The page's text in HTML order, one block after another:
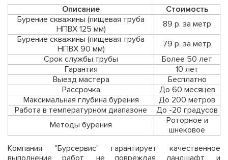
Описание
Стоимость
Бурение скважины (пищевая труба
НПВХ 125 мм)
89 р. за метр
Бурение скважины (пищевая труба
НПВХ 90 мм)
79 р. за метр
Срок службы трубы
Более 50 лет
Гарантия
10 лет
Выезд мастера
Бесплатно
Рассрочка
До 60 месяцев
Максимальная глубина бурения
До 200 метров
Работа в температурном диапазоне
До -20 градусов
Методы бурения
Роторное и
шнековое
Компания "Бурсервис" гарантирует качественное